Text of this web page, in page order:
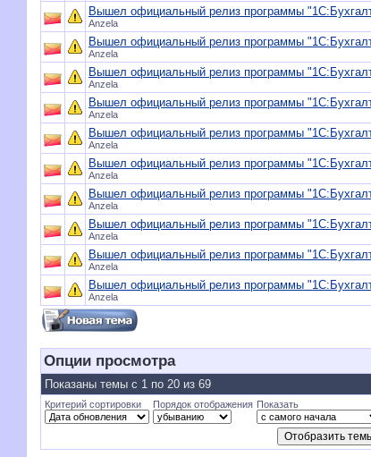
Вышел официальный релиз программы
Anzela
Вышел официальный релиз программы
Anzela
Вышел официальный релиз программы
Anzela
Вышел официальный релиз программы
Anzela
Вышел официальный релиз программы
Anzela
Вышел официальный релиз программы
Anzela
Вышел официальный релиз программы
Anzela
Вышел официальный релиз программы
Anzela
Вышел официальный релиз программы
Anzela
Вышел официальный релиз программы
Anzela
Опции просмотра
Показаны темы с 1 по 20 из 69
Критерий сортировки Порядок отображения Показать